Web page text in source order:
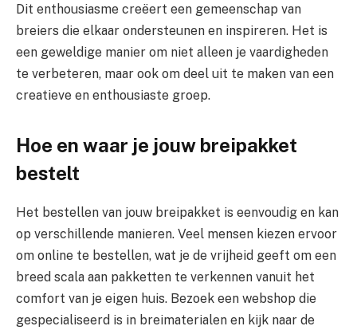
Dit enthousiasme creëert een gemeenschap van
breiers die elkaar ondersteunen en inspireren. Het is
een geweldige manier om niet alleen je vaardigheden
te verbeteren, maar ook om deel uit te maken van een
creatieve en enthousiaste groep.
Hoe en waar je jouw breipakket
bestelt
Het bestellen van jouw breipakket is eenvoudig en kan
op verschillende manieren. Veel mensen kiezen ervoor
om online te bestellen, wat je de vrijheid geeft om een
breed scala aan pakketten te verkennen vanuit het
comfort van je eigen huis. Bezoek een webshop die
gespecialiseerd is in breimaterialen en kijk naar de